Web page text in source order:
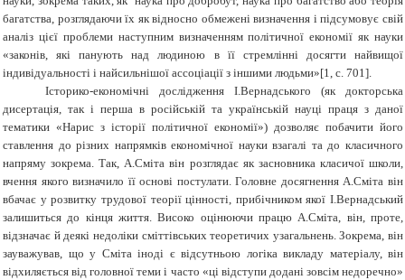
багатства, розглядаючи їх як відносно обмежені визначення і підсумовує свій
аналіз цієї проблеми наступним визначенням політичної економії як науки
«законів, які панують над людиною в її стремлінні досягти найвищої
індивідуальності і найсильнішої ассоціації з іншими людьми»[1, с. 701].
Історико-економічні дослідження І.Вернадського (як докторська
дисертація, так і перша в російській та українській науці праця з даної
тематики «Нарис з історії політичної економії») дозволяє побачити його
ставлення до різних напрямків економічної науки взагалі та до класичного
напряму зокрема. Так, А.Сміта він розглядає як засновника класичої школи,
вчення якого визначило її основі постулати. Головне досягнення А.Сміта він
вбачає у розвитку трудової теорії цінності, прибічником якої І.Вернадський
залишиться до кінця життя. Високо оцінюючи працю А.Сміта, він, проте,
відзначає й деякі недоліки сміттівських теоретичих узагальнень. Зокрема, він
зауважував, що у Сміта іноді є відсутньою логіка викладу матеріалу, він
відхиляється від головної теми і часто «ці відступи додані зовсім недоречно»